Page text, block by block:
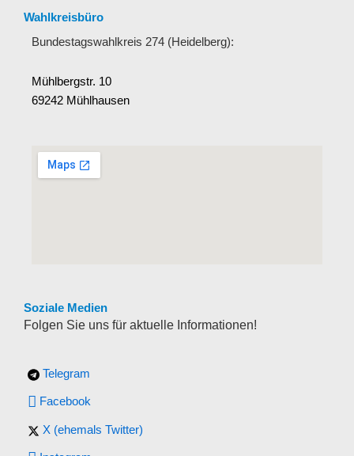
Wahlkreisbüro
Bundestagswahlkreis 274 (Heidelberg):
Mühlbergstr. 10
69242 Mühlhausen
Soziale Medien
Folgen Sie uns für aktuelle Informationen!
Telegram
Facebook
X (ehemals Twitter)